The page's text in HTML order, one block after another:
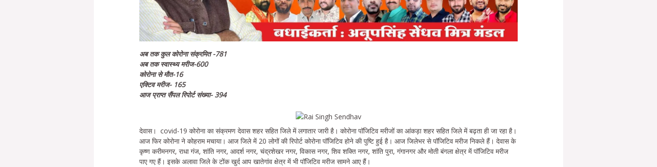
अब तक कुल कोरोना संक्रमित -781
अब तक स्वास्थ्य मरीज-600
कोरोना से मौत-16
एक्टिव मरीज- 165
आज प्राप्त सैंपल रिपोर्ट संख्या- 394
देवास। covid-19 कोरोना का संक्रमण देवास शहर सहित जिले में लगातार जारी है। कोरोना पॉजिटिव मरीजों का आंकड़ा शहर सहित जिले में बढ़ता ही जा रहा है।
आज फिर कोरोना ने कोहराम मचाया। आज जिले में 20 लोगों की रिपोर्ट कोरोना पॉजिटिव होने की पुष्टि हुई है। आज जिलेभर से पॉजिटिव मरीज निकले हैं। देवास के
कृष्ण करीमनगर, राधा गंज, शांति नगर, आदर्श नगर, चंद्रशेखर नगर, विकास नगर, शिव शक्ति नगर, शांति पुरा, गंगानगर और मोती बंगला क्षेत्र में पॉजिटिव मरीज
पाए गए हैं। इसके अलावा जिले के टोंक खुर्द आप खातेगांव क्षेत्र में भी पॉजिटिव मरीज सामने आए हैं।